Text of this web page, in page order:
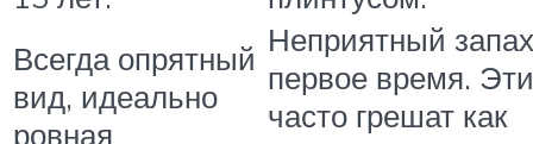
Всегда опрятный
вид, идеально
ровная
Неприятный запах
первое время.
часто грешат как